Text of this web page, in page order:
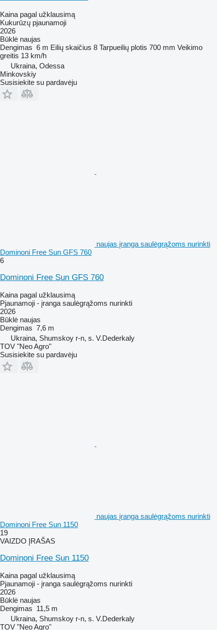
Kaina pagal užklausimą
Kukurūzų pjaunamoji
2026
Būklė naujas
Dengimas 6 m Eilių skaičius 8 Tarpueilių plotis 700 mm Veikimo
greitis 13 km/h
Ukraina, Odessa
Minkovskiy
Susisiekite su pardavėju
naujas įranga saulėgrąžoms nurinkti
Dominoni Free Sun GFS 760
6
Dominoni Free Sun GFS 760
Kaina pagal užklausimą
Pjaunamoji - įranga saulėgrąžoms nurinkti
2026
Būklė naujas
Dengimas 7,6 m
Ukraina, Shumskoy r-n, s. V.Dederkaly
TOV "Neo Agro"
Susisiekite su pardavėju
naujas įranga saulėgrąžoms nurinkti
Dominoni Free Sun 1150
19
VAIZDO ĮRAŠAS
Dominoni Free Sun 1150
Kaina pagal užklausimą
Pjaunamoji - įranga saulėgrąžoms nurinkti
2026
Būklė naujas
Dengimas 11,5 m
Ukraina, Shumskoy r-n, s. V.Dederkaly
TOV "Neo Agro"